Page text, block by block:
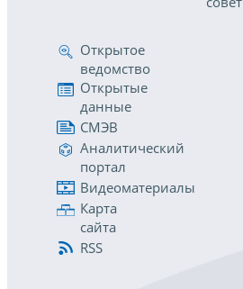
Открытое
ведомство
Открытые
данные
СМЭВ
Аналитический
портал
Видеоматериалы
Карта
сайта
RSS